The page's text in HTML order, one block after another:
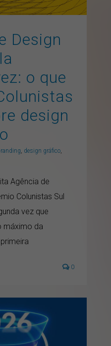
Design
o que
design
, design gráfico,
Agência de
Colunistas Sul
vez que
máximo da
0
em
era, o que